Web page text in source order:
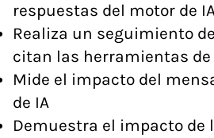
respuestas del motor de
Realiza un seguimiento
citan las herramientas de
Mide el impacto del
de IA
Demuestra el impacto de